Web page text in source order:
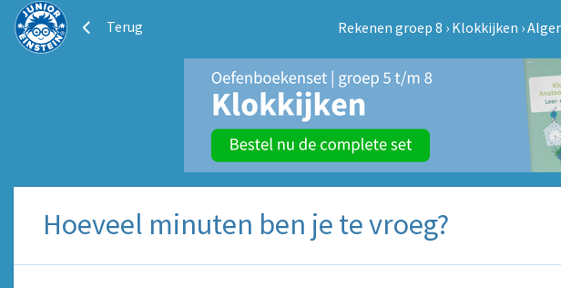
Terug Rekenen groep 8 › Klokkijken ›
Hoeveel minuten ben je te vroeg?